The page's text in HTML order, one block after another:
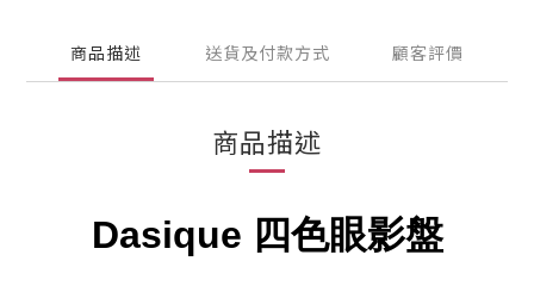
商品描述 送貨及付款方式 顧客評價
商品描述
Dasique 四色眼影盤